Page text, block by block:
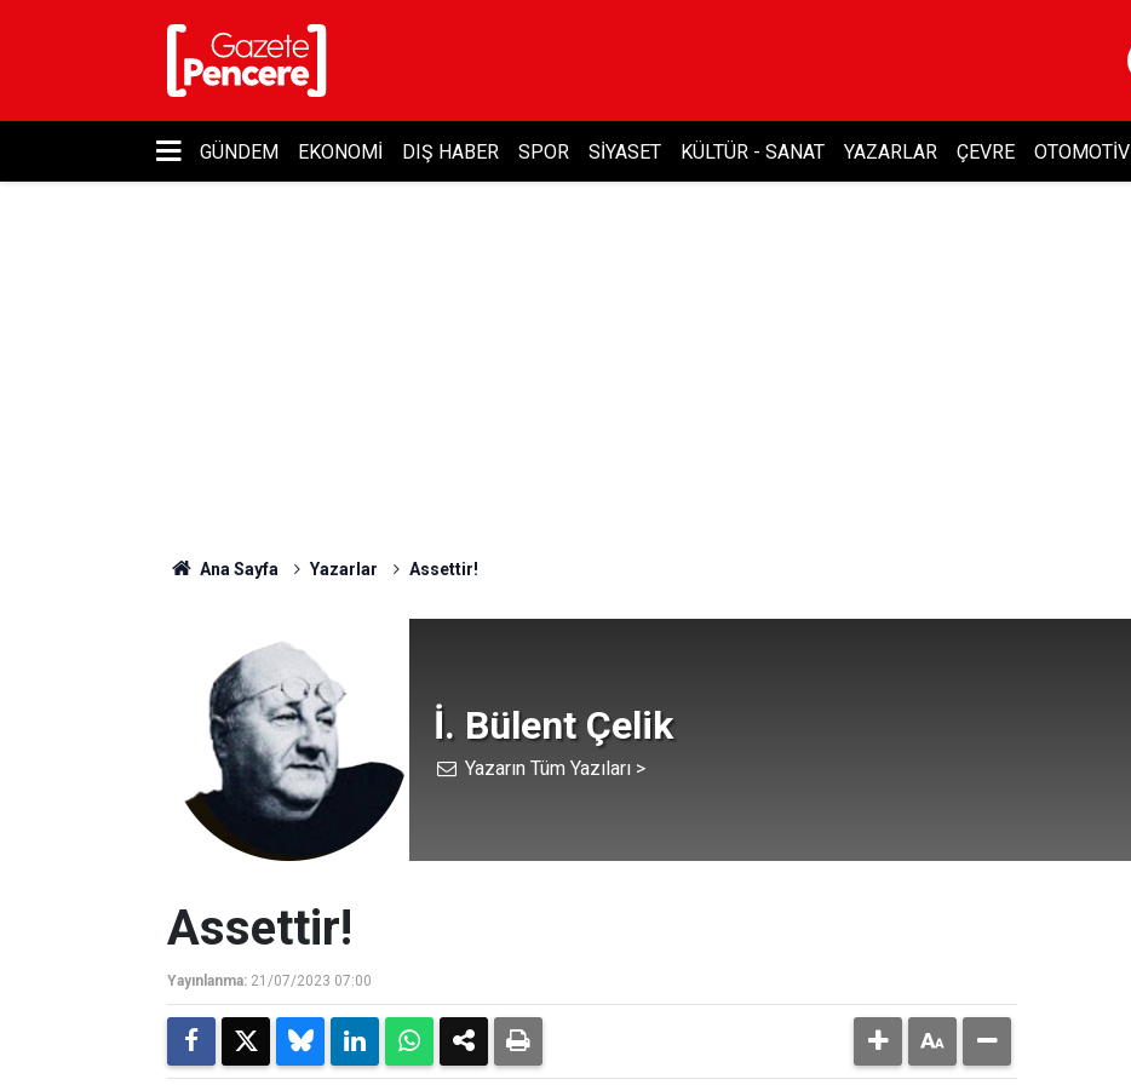
GÜNDEM EKONOMI DIŞ HABER SPOR SIYASET KÜLTÜR - SANAT YAZARLAR ÇEVRE OTOMOTIV
Ana Sayfa Yazarlar Assettir!
İ. Bülent Çelik
Yazarın Tüm Yazıları >
Assettir!
Yayınlanma: 21/07/2023 07:00